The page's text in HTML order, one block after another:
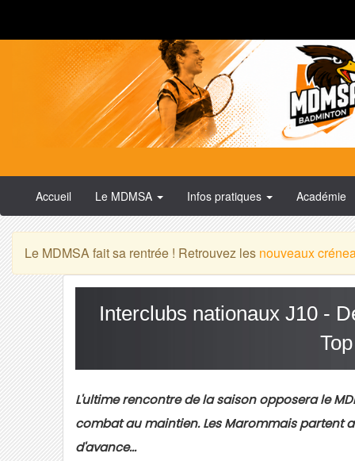
Accueil Le MDMSA Infos pratiques Académie
Le MDMSA fait sa rentrée ! Retrouvez les nouveaux
Interclubs nationaux J10 -
L'ultime rencontre de la saison opposera le
combat au maintien. Les Marommais partent
d'avance...